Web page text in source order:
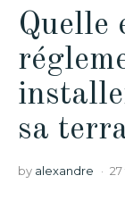
Quelle
sa
by alexandre